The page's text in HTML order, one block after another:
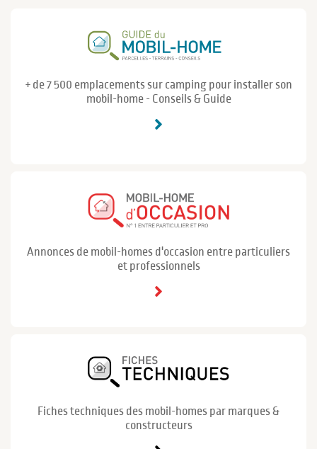
+ de 7 500 emplacements sur camping pour installer son
mobil-home - Conseils & Guide
Annonces de mobil-homes d'occasion entre particuliers
et professionnels
Fiches techniques des mobil-homes par marques &
constructeurs